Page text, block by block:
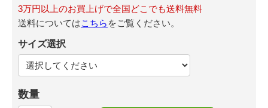
3万円以上のお買上げで全国どこでも送料無料
送料についてはこちら をご覧ください。
サイズ選択
数量